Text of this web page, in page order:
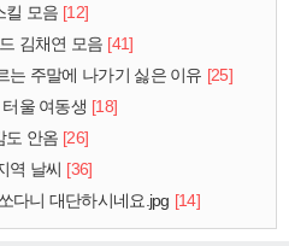
킬 모음 [12]
김채연 모음 [41]
는 주말에 나가기 싫은 이유 [25]
울 여동생 [18]
도 안옴 [26]
역 날씨 [36]
다니 대단하시네요.jpg [14]